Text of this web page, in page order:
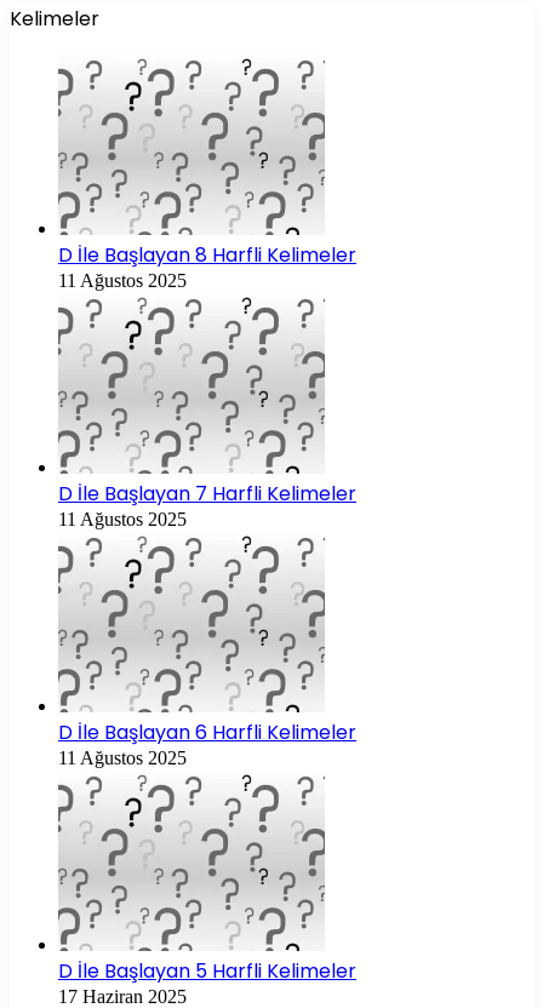
Kelimeler
D İle Başlayan 8 Harfli Kelimeler
11 Ağustos 2025
D İle Başlayan 7 Harfli Kelimeler
11 Ağustos 2025
D İle Başlayan 6 Harfli Kelimeler
11 Ağustos 2025
D İle Başlayan 5 Harfli Kelimeler
17 Haziran 2025